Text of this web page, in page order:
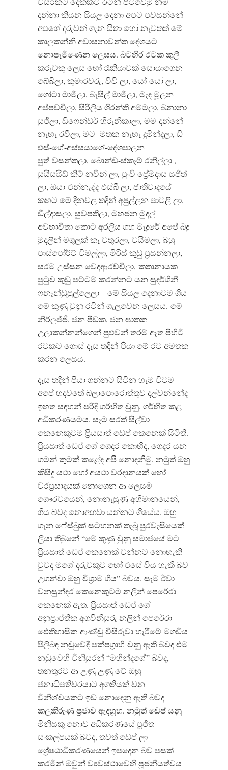
දන්නා කියන සියලු දෙනා අපට පවසන්නේ
අපගේ දරුවන් ගැන සිතා හෝ නැවතත් මේ
කාලකන්නි අවාසනාවන්ත දේශයට
නොපැමිණෙන ලෙසය. බටහිර රටක කුලී
කරුවකු ලෙස හෝ රැකියාවක් සොයාගෙන
බේබිලා, කුමාරවරු, චිචි ලා, යෝ-යෝ ලා,
ගෝටා මාමීලා, බැසිල් මාමීලා, මැද මූලන
අප්පච්චිලා, සිරිලිය ශිරන්ති අම්මලා, බනානා
සුජීලා, ඩිෆෙන්ඩර් හිරුනිකාලා, මම-දන්නේ-
නැහැ රවීලා, මට- මතක-නැහැ දුමින්දලා, ඩි-
එස්-ගේ-අස්සයාගේ-දේශපාලන
පුත් වසන්තලා, බොන්ඩ්-ස්කෑම් රනිල්ලා ,
සුයිසයිඩ් කිට් නවීන් ලා, පුංචි ප්‍රේමදාස සජිත්
ලා, ඔයා-එන්නැද්ද-එස්බී ලා, ජාතිවාදයේ
කහට මේ දිනවල තදින් අපුල්ලන පාටලී ලා,
ඩීල්දාසලා, සුවපතිලා, මහජන මුදල්
අවභාවිතා කොට අරලිය ගහ මැදුරේ අපේ බදු
මුදලින් මගුලක් කෑ චතුරලා, වයිමලා, බහු
පාස්පෝර්ට් විමල්ලා, මිරිස් කුඩු ප්‍රසන්නලා,
සරම උස්සන වෙදආරච්චිලා, කතානායක
පුටුව කුඩු පට්ටම් කරන්නට යන සුදර්ශිනී
ෆනෑන්ඩුපුල්ලෙලා – මේ සියලු දෙනාටම ගිය
මේ කුණු වුනු රටින් ගැලවෙන ලෙසය. මේ
නිර්ලජ්ජී, ජන පීඩක, ජන ඝාතක
උලාකන්නන්ගෙන් පුළුවන් තරම් ඈත පිහිටි
රටකට ගොස් දෑස තදින් පියා මේ රට අමතක
කරන ලෙසය.
දෑස තදින් පියා ගන්නට සිටින හැම විටම
අපේ හදවතේ බලාපොරොත්තුව දල්වන්නේද
ඉහත සඳහන් පරිදි ගර්භිත වුනු, ගර්භිත කළ
අධිකරණයමය. සෑම සරත් සිල්වා
කෙනෙකුටම ප්‍රියසාත් ඩෙප් කෙනෙක් සිටිති.
ප්‍රියසාත් ඩෙප් ගේ ගෙදර කොහිද, ගෙදර යන
ගමන් කුමක් කළේද අපි නොදනිමු. නමුත් ඔහු
කිසිදු යථා හෝ අයථා වරදානයක් හෝ
වරප්‍රසාදයක් නොගෙන ආ ලෙසම
ගෞරවයෙන්, නොනැසුණු අභිමානයෙන්,
ගිය බවද නොඅඟවා යන්නට ගියේය. ඔහු
ගැන ෆේස්බුක් සටහනක් තැබූ පුරවැසියෙක්
ලියා තිබුනේ “මේ කුණු වුනු සමාජයේ මට
ප්‍රියසාත් ඩෙප් කෙනෙක් වන්නට නොහැකි
වුවද මගේ දරුවකුට හෝ එසේ විය හැකි බව
උගන්වා ඔහු විශ්‍රාම ගිය” බවය. සෑම ඊවා
වනසුන්දර කෙනෙකුටම නලින් පෙරේරා
කෙනෙක් ඇත. ප්‍රියසාත් ඩෙප් ගේ
අනුප්‍රාප්තික අගවිනිසුරු නලින් පෙරේරා
ඵෙතිහාසික ආණ්ඩු විසිරුවා හැරීමේ මගඩිය
පිලිබඳ නඩුවේදී පක්ෂග්‍රාහී වනු ඇති බවද එම
නඩුවෙහි විනිසුරන් “මහින්දගේ” බවද,
තනතුරට ආ උණු උණු වේ ඔහු
ජනාධිපතිවරයාට අගතියක් වන
විනිශ්චයකට ඉඩ නොදෙනු ඇති බවද
කලකිරුණු ප්‍රජාව ඇදහූහ. නමුත් ඩෙප් යනු
මිනිසකු නොව අධිකරණයේ පූජිත
සංකල්පයක් බවද, තවත් ඩෙප් ලා
ශ්‍රේෂඨාධිකරණයෙන් ඉපදෙන බව පසක්
කරමින් ඔවුන් ව්‍යවස්ථාවෙහි පූජනීයත්වය